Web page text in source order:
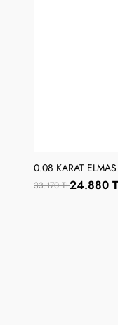
0.08 KARAT ELMAS
33.170 TL24.880